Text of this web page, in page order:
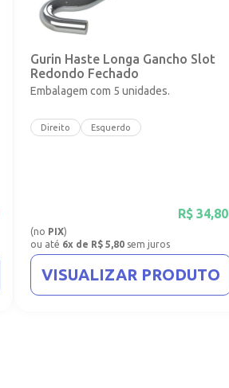
Gurin Haste Longa Gancho Slot
Redondo Fechado
Embalagem com 5 unidades.
Direito Esquerdo
R$ 34,80
(no PIX)
ou até 6x de R$ 5,80 sem juros
VISUALIZAR PRODUTO